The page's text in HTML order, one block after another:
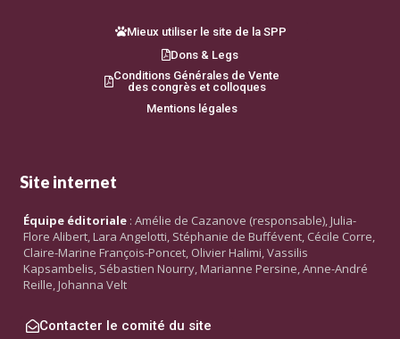
Mieux utiliser le site de la SPP
Dons & Legs
Conditions Générales de Vente
des congrès et colloques
Mentions légales
Site internet
Équipe éditoriale : Amélie de Cazanove (responsable), Julia-
Flore Alibert, Lara Angelotti, Stéphanie de Buffévent, Cécile Corre,
Claire-Marine François-Poncet, Olivier Halimi, Vassilis
Kapsambelis, Sébastien Nourry, Marianne Persine, Anne-André
Reille, Johanna Velt
Contacter le comité du site